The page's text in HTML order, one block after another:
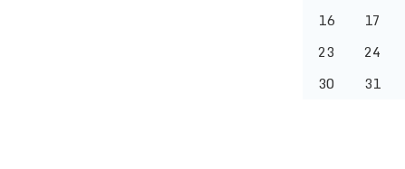
16
17
23
24
30
31